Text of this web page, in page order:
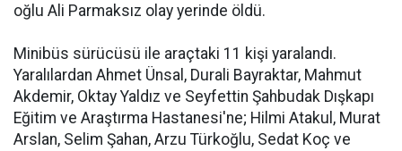
oğlu Ali Parmaksız olay yerinde öldü.
Minibüs sürücüsü ile araçtaki 11 kişi yaralandı.
Yaralılardan Ahmet Ünsal, Durali Bayraktar, Mahmut
Akdemir, Oktay Yaldız ve Seyfettin Şahbudak Dışkapı
Eğitim ve Araştırma Hastanesi'ne; Hilmi Atakul, Murat
Arslan, Selim Şahan, Arzu Türkoğlu, Sedat Koç ve